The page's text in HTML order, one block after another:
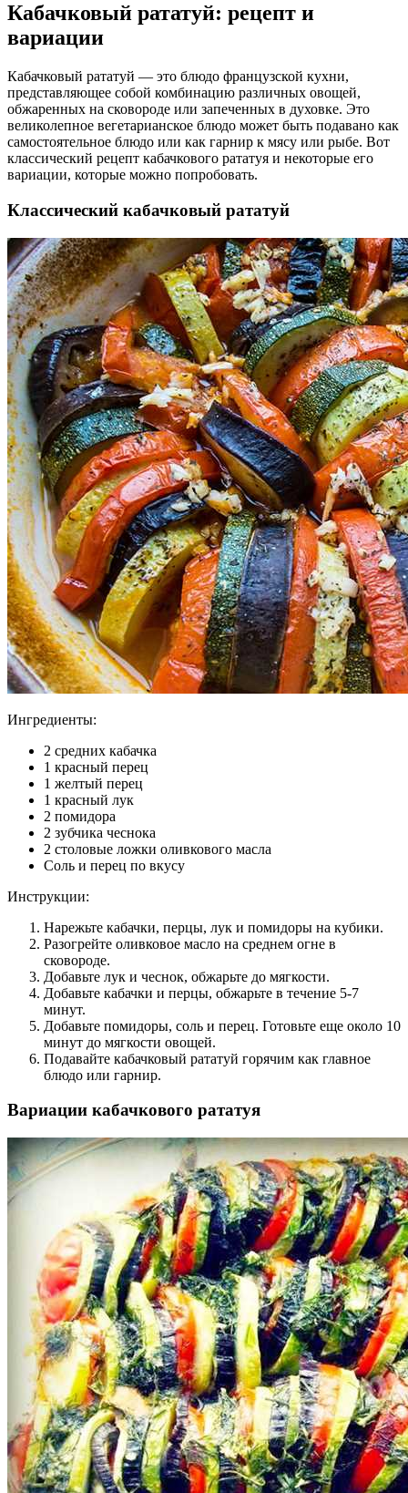
Кабачковый рататуй: рецепт и
вариации
Кабачковый рататуй — это блюдо французской кухни,
представляющее собой комбинацию различных овощей,
обжаренных на сковороде или запеченных в духовке. Это
великолепное вегетарианское блюдо может быть подавано как
самостоятельное блюдо или как гарнир к мясу или рыбе. Вот
классический рецепт кабачкового рататуя и некоторые его
вариации, которые можно попробовать.
Классический кабачковый рататуй
Ингредиенты:
2 средних кабачка
1 красный перец
1 желтый перец
1 красный лук
2 помидора
2 зубчика чеснока
2 столовые ложки оливкового масла
Соль и перец по вкусу
Инструкции:
Нарежьте кабачки, перцы, лук и помидоры на кубики.
Разогрейте оливковое масло на среднем огне в
сковороде.
Добавьте лук и чеснок, обжарьте до мягкости.
Добавьте кабачки и перцы, обжарьте в течение 5-7
минут.
Добавьте помидоры, соль и перец. Готовьте еще около 10
минут до мягкости овощей.
Подавайте кабачковый рататуй горячим как главное
блюдо или гарнир.
Вариации кабачкового рататуя